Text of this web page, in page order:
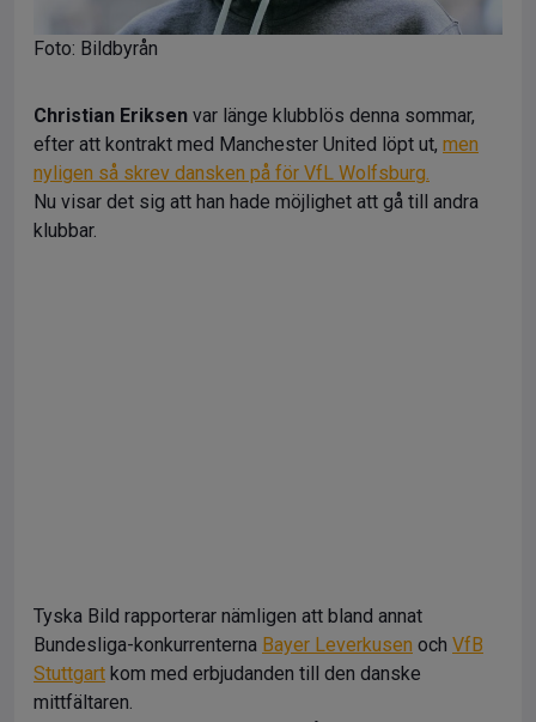
Foto: Bildbyrån
Christian Eriksen var länge klubblös denna sommar,
efter att kontrakt med Manchester United löpt ut, men
nyligen så skrev dansken på för VfL Wolfsburg.
Nu visar det sig att han hade möjlighet att gå till andra
klubbar.
Tyska Bild rapporterar nämligen att bland annat
Bundesliga-konkurrenterna Bayer Leverkusen och VfB
Stuttgart kom med erbjudanden till den danske
mittfältaren.